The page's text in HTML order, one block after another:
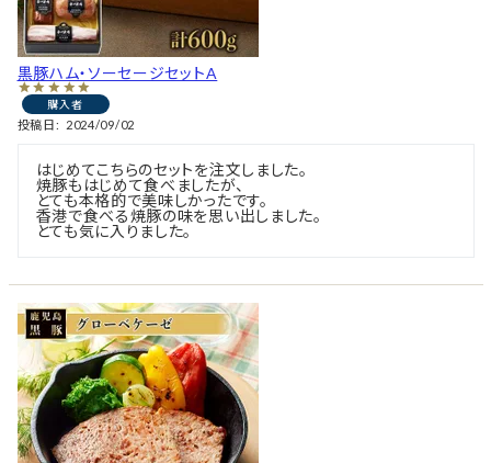
黒豚ハム・ソーセージセットA
購入者
投稿日 2024/09/02
はじめてこちらのセットを注文しました。
焼豚もはじめて食べましたが、
とても本格的で美味しかったです。
香港で食べる焼豚の味を思い出しました。
とても気に入りました。